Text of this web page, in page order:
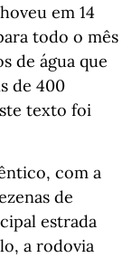
em 14
todo o mês
de água que
de 400
texto foi
com a
de
estrada
a rodovia